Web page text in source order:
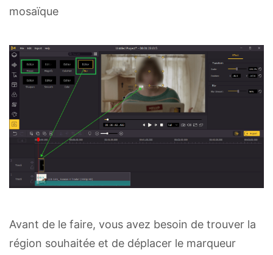
mosaïque
Avant de le faire, vous avez besoin de trouver la
région souhaitée et de déplacer le marqueur